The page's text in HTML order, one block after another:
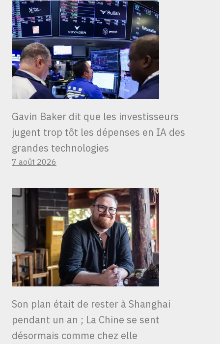
Gavin Baker dit que les investisseurs
jugent trop tôt les dépenses en IA des
grandes technologies
7 août 2026
Son plan était de rester à Shanghai
pendant un an ; La Chine se sent
désormais comme chez elle